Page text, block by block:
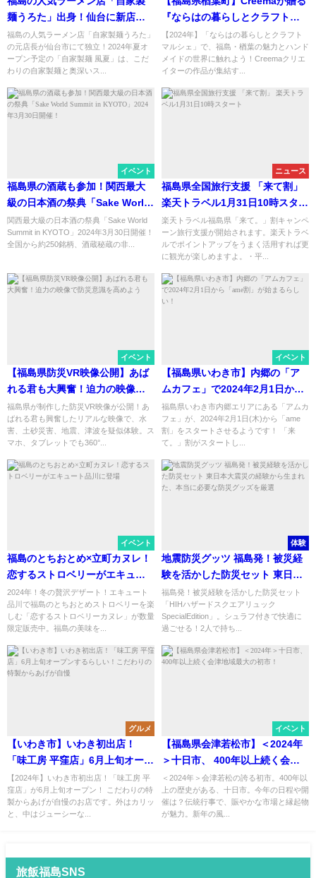
麺うろた」出身！仙台に新店
「自家製麺 風夏」が2024年夏オ
ープン！
福島の人気ラーメン店「自家製麺うろた」
の元店長が仙台市にて独立！2024年夏オ
ープン予定の「自家製麺 風夏」は、こだ
わりの自家製麺と奥深いス...
『ならはの暮らしとクラフトマ
ルシェ』が開催！
【2024年】「ならはの暮らしとクラフト
マルシェ」で、福島・楢葉の魅力とハンド
メイドの世界に触れよう！Creemaクリエ
イターの作品が集結す...
イベント
福島県の酒蔵も参加！関西最大
級の日本酒の祭典「Sake World
Summit in KYOTO」2024年3月
30日開催！
関西最大級の日本酒の祭典「Sake World
Summit in KYOTO」2024年3月30日開催！
全国から約250銘柄、酒蔵秘蔵の非...
ニュース
福島県全国旅行支援 「来て割」
楽天トラベル1月31日10時スター
ト
楽天トラベル福島県「来て。」割キャンペ
ーン旅行支援が開始されます。楽天トラベ
ルでポイントアップをうまく活用すれば更
に観光が楽しめますよ。・平...
イベント
【福島県防災VR映像公開】あば
れる君も大興奮！迫力の映像で
防災意識を高めよう
福島県が制作した防災VR映像が公開！あ
ばれる君も興奮したリアルな映像で、水
害、土砂災害、地震、津波を疑似体験。ス
マホ、タブレットでも360°...
イベント
【福島県いわき市】内郷の「ア
ムカフェ」で2024年2月1日から
「ame割」が始まるらしい！
福島県いわき市内郷エリアにある「アムカ
フェ」が、2024年2月1日(木)から「ame
割」をスタートさせるようです！ 「来
て。」割がスタートし...
イベント
福島のとちおとめ×立町カヌレ！
恋するストロベリーがエキュー
ト品川に登場
2024年！冬の贅沢デザート！エキュート
品川で福島のとちおとめストロベリーを楽
しむ「恋するストロベリーカヌレ」が数量
限定販売中。福島の美味を...
体験
地震防災グッツ 福島発！被災経
験を活かした防災セット 東日本
大震災の経験から生まれた、本
当に必要な防災グッズを厳選
福島発！被災経験を活かした防災セット
「HIHハザードスクエアリュック
SpecialEdition」。シュラフ付きで快適に
過ごせる！2人で持ち...
グルメ
【いわき市】いわき初出店！
「味工房 平窪店」6月上旬オープ
ンするらしい！こだわりの特製
からあげが自慢
【2024年】いわき市初出店！「味工房 平
窪店」が6月上旬オープン！ こだわりの特
製からあげが自慢のお店です。外はカリッ
と、中はジューシーな...
イベント
【福島県会津若松市】＜2024年
＞十日市、 400年以上続く会津
地域最大の初市！
＜2024年＞会津若松の誇る初市​​。400年以
上の歴史がある、十日市。今年の日程や開
催は？伝統行事で、賑やかな市場と縁起物
が魅力。新年の風...
旅飯福島SNS